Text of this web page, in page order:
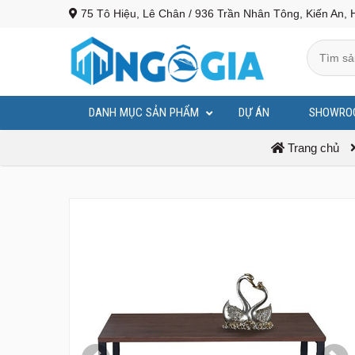
75 Tô Hiệu, Lê Chân / 936 Trần Nhân Tông, Kiến An,
DANH MỤC SẢN PHẨM DỰ ÁN
Trang chủ